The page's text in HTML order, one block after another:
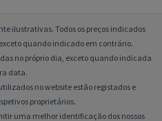
ilustrativas. Todos os preços indicados
quando indicado em contrário.
no próprio dia, exceto quando indicada
data.
no website estão registados e
proprietários.
uma melhor identificação dos nossos